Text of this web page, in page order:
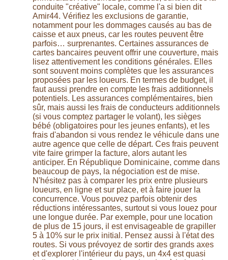
conduite "créative" locale, comme l'a si bien dit
Amir44. Vérifiez les exclusions de garantie,
notamment pour les dommages causés au bas de
caisse et aux pneus, car les routes peuvent être
parfois… surprenantes. Certaines assurances de
cartes bancaires peuvent offrir une couverture, mais
lisez attentivement les conditions générales. Elles
sont souvent moins complètes que les assurances
proposées par les loueurs. En termes de budget, il
faut aussi prendre en compte les frais additionnels
potentiels. Les assurances complémentaires, bien
sûr, mais aussi les frais de conducteurs additionnels
(si vous comptez partager le volant), les sièges
bébé (obligatoires pour les jeunes enfants), et les
frais d'abandon si vous rendez le véhicule dans une
autre agence que celle de départ. Ces frais peuvent
vite faire grimper la facture, alors autant les
anticiper. En République Dominicaine, comme dans
beaucoup de pays, la négociation est de mise.
N'hésitez pas à comparer les prix entre plusieurs
loueurs, en ligne et sur place, et à faire jouer la
concurrence. Vous pouvez parfois obtenir des
réductions intéressantes, surtout si vous louez pour
une longue durée. Par exemple, pour une location
de plus de 15 jours, il est envisageable de grapiller
5 à 10% sur le prix initial. Pensez aussi à l'état des
routes. Si vous prévoyez de sortir des grands axes
et d'explorer l'intérieur du pays, un 4x4 est quasi